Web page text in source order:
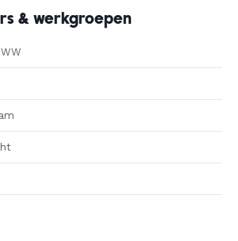
& werkgroepen